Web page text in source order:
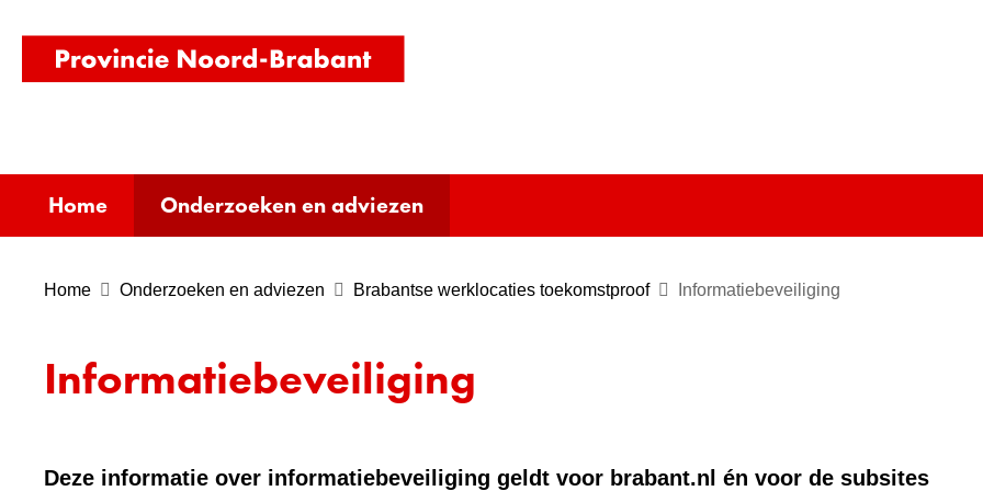
homepage)
Home Onderzoeken en adviezen
Home Onderzoeken en adviezen Brabantse werklocaties toekomstproof Informatiebeveiliging
Informatiebeveiliging
Deze informatie over informatiebeveiliging geldt voor brabant.nl én voor de subsites